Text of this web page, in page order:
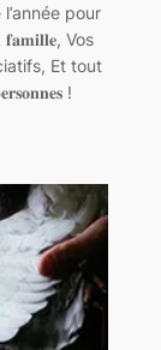
pour
Vos
Et tout
!